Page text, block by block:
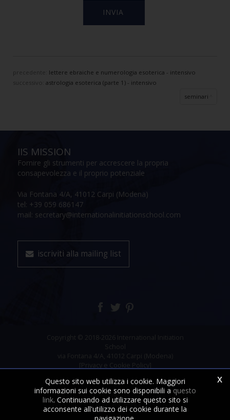
precedente: lettere ebraiche e numerologia esoterica - intensivo
astrologia esoterica (parte 1) - intensivo
seminari
IIS MISSION
Fornire gli strumenti per accrescere la propria
consapevolezza e il proprio potenziale
Via Fontana 4/A, 41012 Carpi (Modena)
tel: +39 059 686147
mail: secretary@internationalinitiationschool.com
iscriviti alla mailing list
Copyright © 2018-2026 International Initiation
School
via Fontana 4/A, 41012 Carpi (Modena)
[Privacy e Cookie Policy]
x
Questo sito web utilizza i cookie. Maggiori
informazioni sui cookie sono disponibili a questo
link. Continuando ad utilizzare questo sito si
acconsente all'utilizzo dei cookie durante la